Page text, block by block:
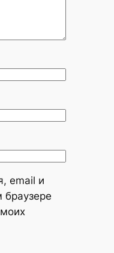
email и
браузере